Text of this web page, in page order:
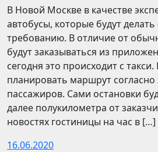
В Новой Москве в качестве
автобусы, которые будут
требованию. В отличие от
будут заказываться из
сегодня это происходит с
планировать маршрут согласно
пассажиров. Сами остановки
далее полукилометра от
новостях гостиницы на час в […]
16.06.2020